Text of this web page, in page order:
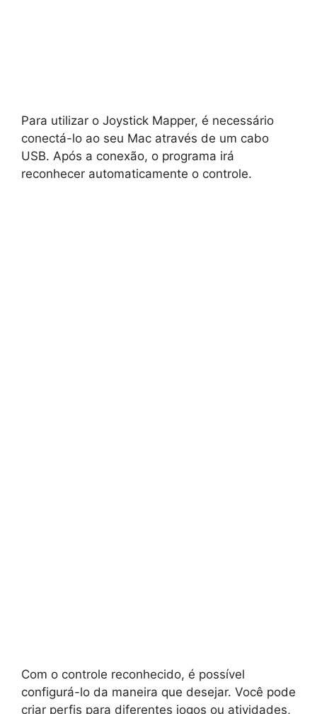
Para utilizar o Joystick Mapper, é necessário
conectá-lo ao seu Mac através de um cabo
USB. Após a conexão, o programa irá
reconhecer automaticamente o controle.
Com o controle reconhecido, é possível
configurá-lo da maneira que desejar. Você pode
criar perfis para diferentes jogos ou atividades,